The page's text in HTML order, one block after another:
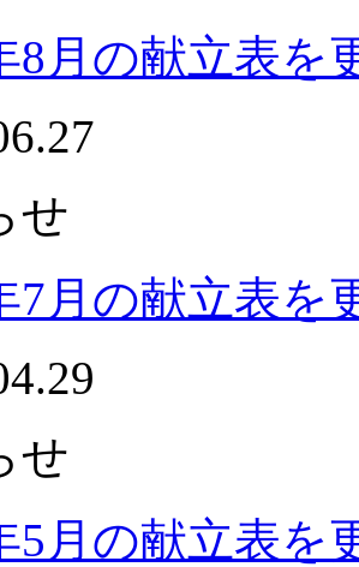
8月の献立表を
せ
7月の献立表を
せ
5月の献立表を